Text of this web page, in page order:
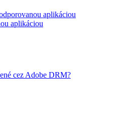
aplikáciou
aplikáciou
cez Adobe DRM?